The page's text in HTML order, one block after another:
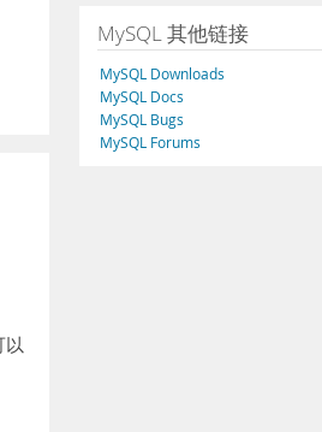
以
MySQL 其他链接
MySQL Downloads
MySQL Docs
MySQL Bugs
MySQL Forums